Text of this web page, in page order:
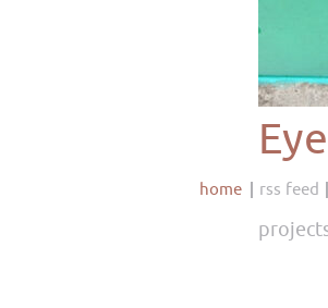
home
rss feed